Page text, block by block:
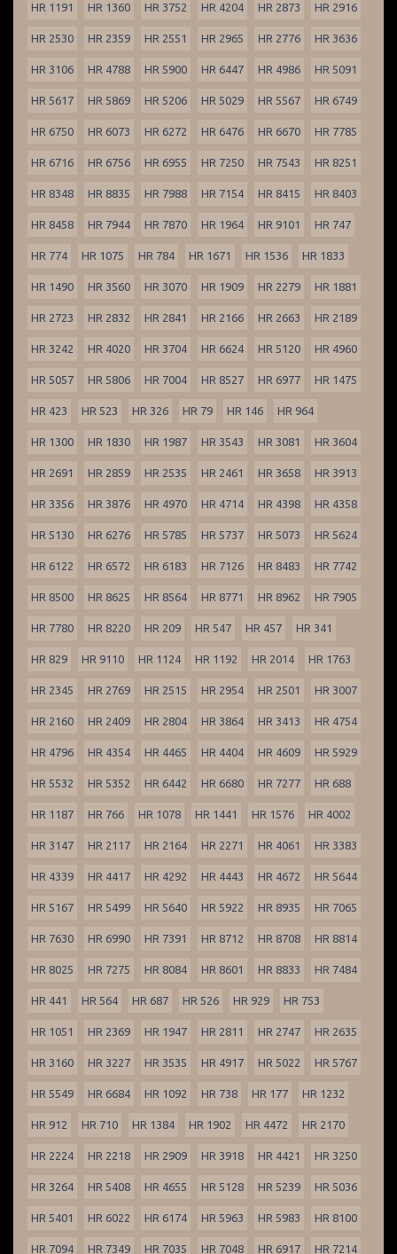
HR 1191 HR 1360 HR 3752 HR 4204 HR 2873 HR 2916
HR 2530 HR 2359 HR 2551 HR 2965 HR 2776 HR 3636
HR 3106 HR 4788 HR 5900 HR 6447 HR 4986 HR 5091
HR 5617 HR 5869 HR 5206 HR 5029 HR 5567 HR 6749
HR 6750 HR 6073 HR 6272 HR 6476 HR 6670 HR 7785
HR 6716 HR 6756 HR 6955 HR 7250 HR 7543 HR 8251
HR 8348 HR 8835 HR 7988 HR 7154 HR 8415 HR 8403
HR 8458 HR 7944 HR 7870 HR 1964 HR 9101 HR 747
HR 774 HR 1075 HR 784 HR 1671 HR 1536 HR 1833
HR 1490 HR 3560 HR 3070 HR 1909 HR 2279 HR 1881
HR 2723 HR 2832 HR 2841 HR 2166 HR 2663 HR 2189
HR 3242 HR 4020 HR 3704 HR 6624 HR 5120 HR 4960
HR 5057 HR 5806 HR 7004 HR 8527 HR 6977 HR 1475
HR 423 HR 523 HR 326 HR 79 HR 146 HR 964
HR 1300 HR 1830 HR 1987 HR 3543 HR 3081 HR 3604
HR 2691 HR 2859 HR 2535 HR 2461 HR 3658 HR 3913
HR 3356 HR 3876 HR 4970 HR 4714 HR 4398 HR 4358
HR 5130 HR 6276 HR 5785 HR 5737 HR 5073 HR 5624
HR 6122 HR 6572 HR 6183 HR 7126 HR 8483 HR 7742
HR 8500 HR 8625 HR 8564 HR 8771 HR 8962 HR 7905
HR 7780 HR 8220 HR 209 HR 547 HR 457 HR 341
HR 829 HR 9110 HR 1124 HR 1192 HR 2014 HR 1763
HR 2345 HR 2769 HR 2515 HR 2954 HR 2501 HR 3007
HR 2160 HR 2409 HR 2804 HR 3864 HR 3413 HR 4754
HR 4796 HR 4354 HR 4465 HR 4404 HR 4609 HR 5929
HR 5532 HR 5352 HR 6442 HR 6680 HR 7277 HR 688
HR 1187 HR 766 HR 1078 HR 1441 HR 1576 HR 4002
HR 3147 HR 2117 HR 2164 HR 2271 HR 4061 HR 3383
HR 4339 HR 4417 HR 4292 HR 4443 HR 4672 HR 5644
HR 5167 HR 5499 HR 5640 HR 5922 HR 8935 HR 7065
HR 7630 HR 6990 HR 7391 HR 8712 HR 8708 HR 8814
HR 8025 HR 7275 HR 8084 HR 8601 HR 8833 HR 7484
HR 441 HR 564 HR 687 HR 526 HR 929 HR 753
HR 1051 HR 2369 HR 1947 HR 2811 HR 2747 HR 2635
HR 3160 HR 3227 HR 3535 HR 4917 HR 5022 HR 5767
HR 5549 HR 6684 HR 1092 HR 738 HR 177 HR 1232
HR 912 HR 710 HR 1384 HR 1902 HR 4472 HR 2170
HR 2224 HR 2218 HR 2909 HR 3918 HR 4421 HR 3250
HR 3264 HR 5408 HR 4655 HR 5128 HR 5239 HR 5036
HR 5401 HR 6022 HR 6174 HR 5963 HR 5983 HR 8100
HR 7094 HR 7349 HR 7035 HR 7048 HR 6917 HR 7214